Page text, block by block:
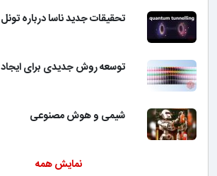
تحقیقات جدید ناسا درباره
توسعه روش جدیدی برای ایجاد
شیمی و هوش مصنوعی
نمایش همه